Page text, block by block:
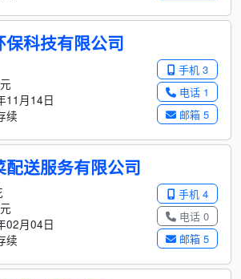
科技有限公司
手机 3
电话 1
邮箱 5
11月14日
续
送服务有限公司
手机 4
电话 0
邮箱 5
02月04日
续